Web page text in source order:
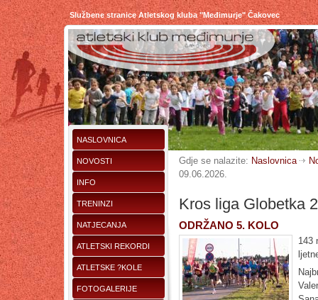
Službene stranice Atletskog kluba "Međimurje" Čakovec
NASLOVNICA
NOVOSTI
INFO
TRENINZI
NATJECANJA
ATLETSKI REKORDI
ATLETSKE ?KOLE
FOTOGALERIJE
Gdje se nalazite: Naslovnica
09.06.2026.
Kros liga Globetka
ODRŽANO 5. KOLO
143